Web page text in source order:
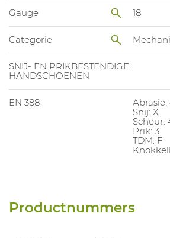
Gauge 18
Categorie
SNIJ- EN PRIKBESTENDIGE
HANDSCHOENEN
EN 388
Abrasie:
Snij: X
Scheur:
Prik: 3
TDM: F
Productnummers